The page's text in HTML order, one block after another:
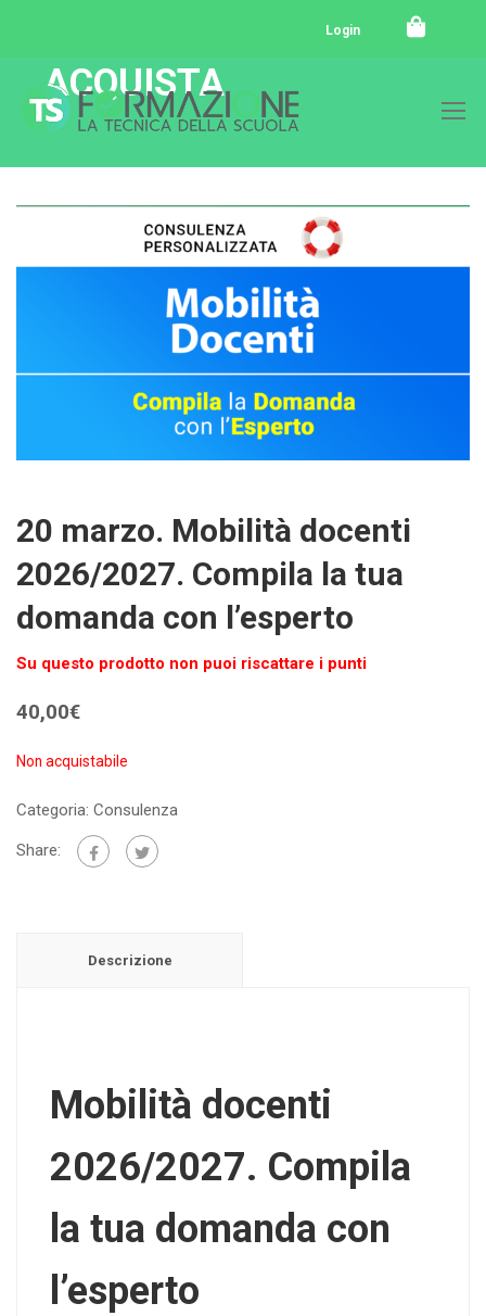
Login
ACQUISTA
20 marzo. Mobilità docenti
2026/2027. Compila la tua
domanda con l’esperto
Su questo prodotto non puoi riscattare i punti
40,00€
Non acquistabile
Categoria: Consulenza
Share:
Descrizione
Mobilità docenti
2026/2027. Compila
la tua domanda con
l’esperto